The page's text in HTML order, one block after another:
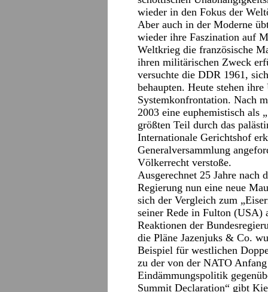
wieder in den Fokus der
Aber auch in der Moderne
wieder ihre Faszination auf
Weltkrieg die französische
ihren militärischen Zweck
versuchte die DDR 1961,
behaupten. Heute stehen
Systemkonfrontation. Nach
2003 eine euphemistisch als
größten Teil durch das
Internationale Gerichtshof
Generalversammlung
Völkerrecht verstoße.
Ausgerechnet 25 Jahre
Regierung nun eine neue
sich der Vergleich zum
seiner Rede in Fulton (USA)
Reaktionen der
die Pläne Jazenjuks & Co.
Beispiel für westlichen
zu der von der NATO
Eindämmungspolitik
Summit Declaration“ gibt